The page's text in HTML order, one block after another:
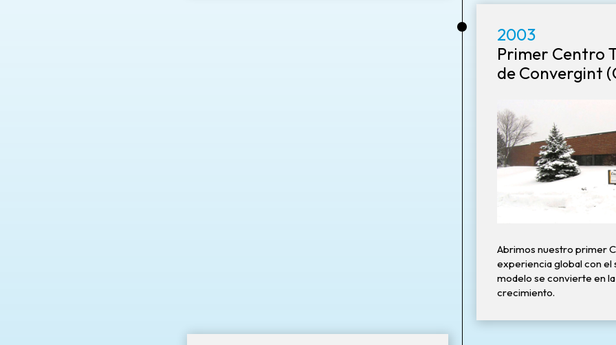
•
2003
Primer Centro
de Convergint
Abrimos nuestro primer
experiencia global con el
modelo se convierte en
crecimiento.